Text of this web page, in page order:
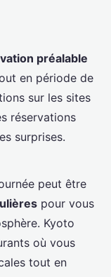
préalable
en période de
sur les sites
réservations
surprises.
peut être
pour vous
Kyoto
où vous
tout en